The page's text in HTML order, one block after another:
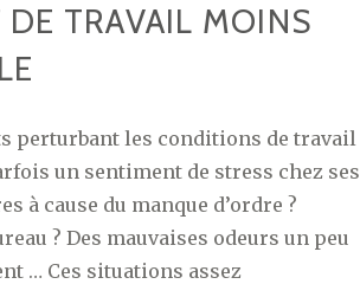
TRAVAIL MOINS
perturbant les conditions de travail
un sentiment de stress chez ses
à cause du manque d’ordre ?
? Des mauvaises odeurs un peu
… Ces situations assez